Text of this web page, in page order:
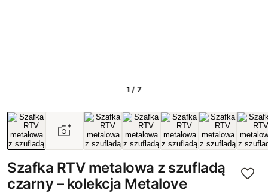
1 / 7
Szafka RTV metalowa z szufladą
czarny – kolekcja Metalove